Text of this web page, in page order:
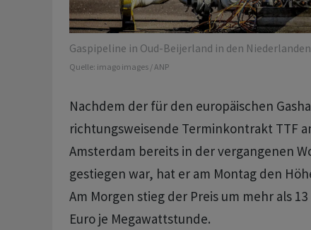
Gaspipeline in Oud-Beijerland in den
Quelle: imago images / ANP
Nachdem der für den europäischen
richtungsweisende Terminkontrakt TTF
Amsterdam bereits in der vergangenen
gestiegen war, hat er am Montag den
Am Morgen stieg der Preis um mehr als
Euro je Megawattstunde.